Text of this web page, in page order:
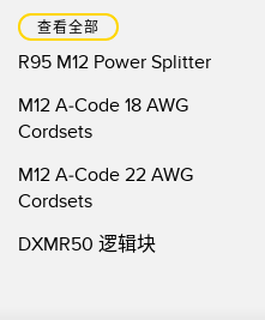
查看全部
R95 M12 Power Splitter
M12 A-Code 18 AWG
Cordsets
M12 A-Code 22 AWG
Cordsets
DXMR50 逻辑块